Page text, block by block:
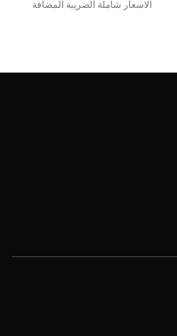
الاسعار شاملة الضريبة المضافة